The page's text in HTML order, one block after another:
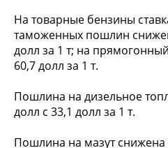
На товарные бензины
таможенных пошлин
долл за 1 т; на
60,7 долл за 1 т.
Пошлина на дизельное
долл с 33,1 долл за 1 т.
Пошлина на мазут снижена